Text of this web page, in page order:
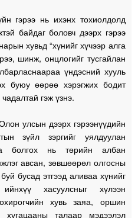
гэрээ нь ихэнх тохиолдолд
байдаг боловч дээрх гэрээ
хувьд “хүнийг хүчээр алга
шинж, онцлогийг тусгайлан
үндэсний хууль
буюу өөрөө хэрэгжих бодит
гэж үзнэ.
улсын дээрх гэрээнүүдийн
зүйл зэргийг уялдуулан
болгох нь төрийн албан
авсан, зөвшөөрөл олгосны
бусад этгээд аливаа хүнийг
хасуулсныг хүлээн
хувь заяа, оршин
талаар мэдээлэл